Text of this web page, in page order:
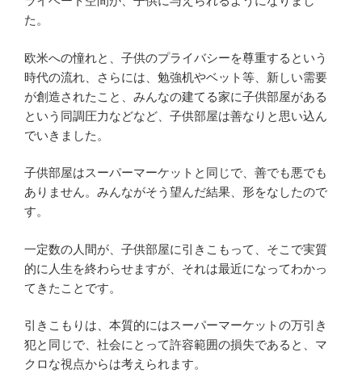
た。
欧米への憧れと、子供のプライバシーを尊重するという
時代の流れ、さらには、勉強机やベット等、新しい需要
が創造されたこと、みんなの建てる家に子供部屋がある
という同調圧力などなど、子供部屋は善なりと思い込ん
でいきました。
子供部屋はスーパーマーケットと同じで、善でも悪でも
ありません。みんながそう望んだ結果、形をなしたので
す。
一定数の人間が、子供部屋に引きこもって、そこで実質
的に人生を終わらせますが、それは最近になってわかっ
てきたことです。
引きこもりは、本質的にはスーパーマーケットの万引き
犯と同じで、社会にとって許容範囲の損失であると、マ
クロな視点からは考えられます。